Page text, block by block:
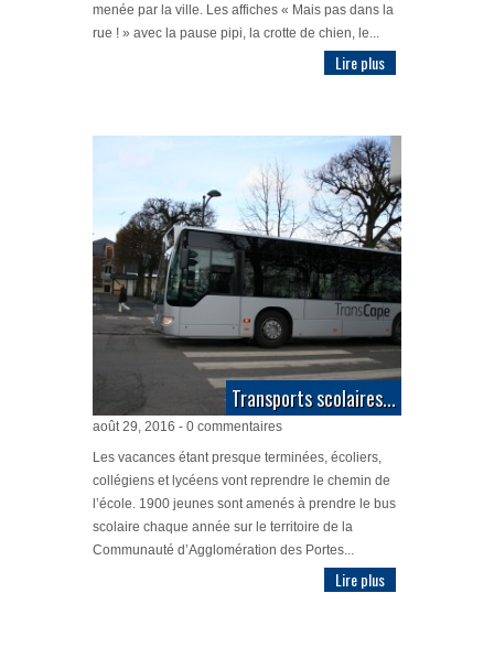
menée par la ville. Les affiches « Mais pas dans la
rue ! » avec la pause pipi, la crotte de chien, le...
Lire plus
Transports scolaires...
août 29, 2016 - 0 commentaires
Les vacances étant presque terminées, écoliers,
collégiens et lycéens vont reprendre le chemin de
l’école. 1900 jeunes sont amenés à prendre le bus
scolaire chaque année sur le territoire de la
Communauté d’Agglomération des Portes...
Lire plus